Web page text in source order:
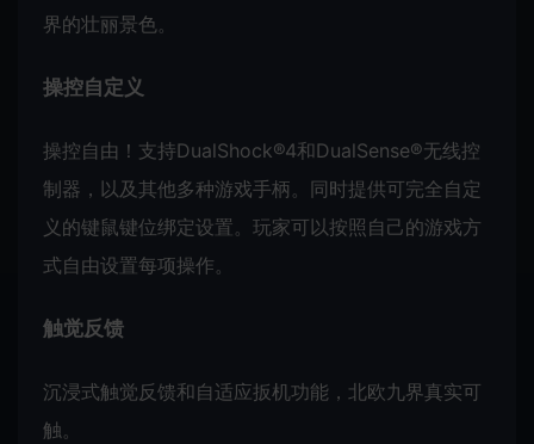
界的壮丽景色。
操控自定义
操控自由！支持DualShock®4和DualSense®无线控
制器，以及其他多种游戏手柄。同时提供可完全自定
义的键鼠键位绑定设置。玩家可以按照自己的游戏方
式自由设置每项操作。
触觉反馈
沉浸式触觉反馈和自适应扳机功能，北欧九界真实可
触。